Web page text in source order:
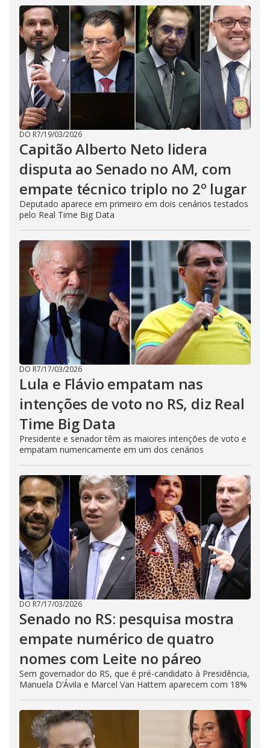
DO R7/19/03/2026
Capitão Alberto Neto lidera
disputa ao Senado no AM, com
empate técnico triplo no 2º lugar
Deputado aparece em primeiro em dois cenários testados
pelo Real Time Big Data
DO R7/17/03/2026
Lula e Flávio empatam nas
intenções de voto no RS, diz Real
Time Big Data
Presidente e senador têm as maiores intenções de voto e
empatam numericamente em um dos cenários
DO R7/17/03/2026
Senado no RS: pesquisa mostra
empate numérico de quatro
nomes com Leite no páreo
Sem governador do RS, que é pré-candidato à Presidência,
Manuela D’Ávila e Marcel Van Hattem aparecem com 18%